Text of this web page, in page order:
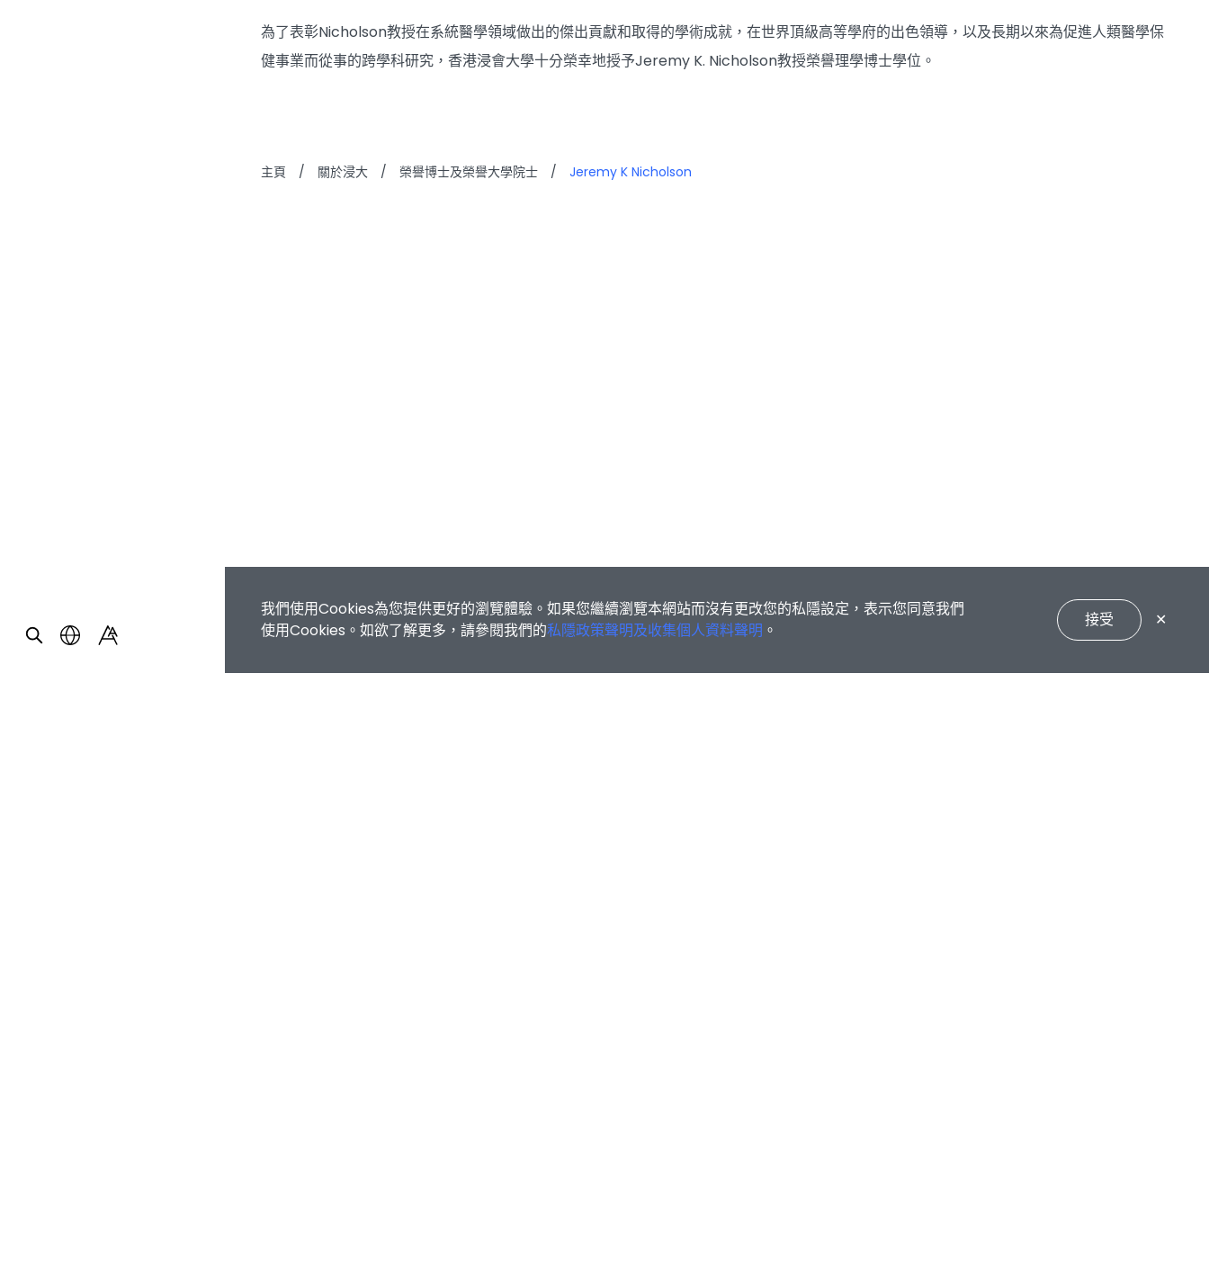
為了表彰Nicholson教授在系統醫學領域做出的傑出貢獻和取得的學術成就，在世界頂級高等學府的出色領導，以及長期以來為促進人類醫學保
健事業而從事的跨學科研究，香港浸會大學十分榮幸地授予Jeremy K. Nicholson教授榮譽理學博士學位。
主頁 / 關於浸大 / 榮譽博士及榮譽大學院士 / Jeremy K Nicholson
我們使用Cookies為您提供更好的瀏覽體驗。如果您繼續瀏覽本網站而沒有更改您的私隱設定，表示您同意我們
使用Cookies。如欲了解更多，請參閱我們的私隱政策聲明及收集個人資料聲明 。
接受 ✕